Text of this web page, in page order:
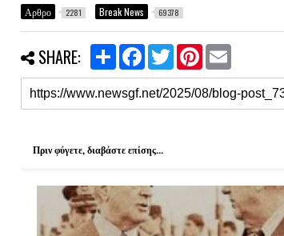
Αρθρο 2281 Break News 69378
SHARE:
S
a
r
e
F
c
e
b
o
T
i
t
t
e
P
n
t
e
r
a
i
l
Πριν φύγετε, διαβάστε επίσης...